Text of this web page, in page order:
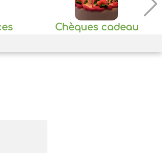
Chèques cadeau